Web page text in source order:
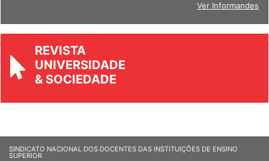
Ver Informandes
REVISTA
UNIVERSIDADE
& SOCIEDADE
SINDICATO NACIONAL DOS DOCENTES DAS INSTITUIÇÕES DE ENSINO
SUPERIOR